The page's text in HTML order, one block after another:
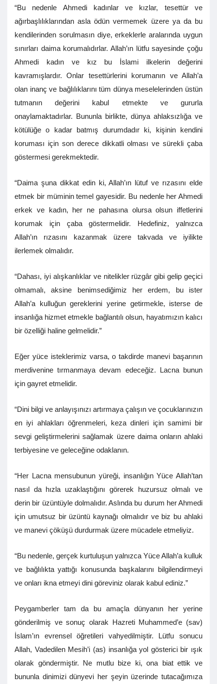
“Bu nedenle Ahmedi kadınlar ve kızlar, tesettür ve
ağırbaşlılıklarından asla ödün vermemek üzere ya da bu
kendilerinden sorulmasın diye, erkeklerle aralarında uygun
sınırları daima korumalıdırlar. Allah’ın lütfu sayesinde çoğu
Ahmedi kadın ve kız bu İslami ilkelerin değerini
kavramışlardır. Onlar tesettürlerini korumanın ve Allah’a
olan inanç ve bağlılıklarını tüm dünya meselelerinden üstün
tutmanın değerini kabul etmekte ve gururla
onaylamaktadırlar. Bununla birlikte, dünya ahlaksızlığa ve
kötülüğe o kadar batmış durumdadır ki, kişinin kendini
koruması için son derece dikkatli olması ve sürekli çaba
göstermesi gerekmektedir.
“Daima şuna dikkat edin ki, Allah’ın lütuf ve rızasını elde
etmek bir müminin temel gayesidir. Bu nedenle her Ahmedi
erkek ve kadın, her ne pahasına olursa olsun iffetlerini
korumak için çaba göstermelidir. Hedefiniz, yalnızca
Allah’ın rızasını kazanmak üzere takvada ve iyilikte
ilerlemek olmalıdır.
“Dahası, iyi alışkanlıklar ve nitelikler rüzgâr gibi gelip geçici
olmamalı, aksine benimsediğimiz her erdem, bu ister
Allah’a kulluğun gereklerini yerine getirmekle, isterse de
insanlığa hizmet etmekle bağlantılı olsun, hayatımızın kalıcı
bir özelliği haline gelmelidir.”
Eğer yüce isteklerimiz varsa, o takdirde manevi başarının
merdivenine tırmanmaya devam edeceğiz. Lacna bunun
için gayret etmelidir.
“Dini bilgi ve anlayışınızı artırmaya çalışın ve çocuklarınızın
en iyi ahlakları öğrenmeleri, keza dinleri için samimi bir
sevgi geliştirmelerini sağlamak üzere daima onların ahlaki
terbiyesine ve geleceğine odaklanın.
“Her Lacna mensubunun yüreği, insanlığın Yüce Allah’tan
nasıl da hızla uzaklaştığını görerek huzursuz olmalı ve
derin bir üzüntüyle dolmalıdır. Aslında bu durum her Ahmedi
için umutsuz bir üzüntü kaynağı olmalıdır ve biz bu ahlaki
ve manevi çöküşü durdurmak üzere mücadele etmeliyiz.
“Bu nedenle, gerçek kurtuluşun yalnızca Yüce Allah’a kulluk
ve bağlılıkta yattığı konusunda başkalarını bilgilendirmeyi
ve onları ikna etmeyi dini göreviniz olarak kabul ediniz.”
Peygamberler tam da bu amaçla dünyanın her yerine
gönderilmiş ve sonuç olarak Hazreti Muhammed’e (sav)
İslam’ın evrensel öğretileri vahyedilmiştir. Lütfu sonucu
Allah, Vadedilen Mesih’i (as) insanlığa yol gösterici bir ışık
olarak göndermiştir. Ne mutlu bize ki, ona biat ettik ve
bununla dinimizi dünyevi her şeyin üzerinde tutacağımıza